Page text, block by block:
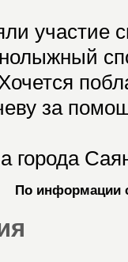
участие
за
города
По информации